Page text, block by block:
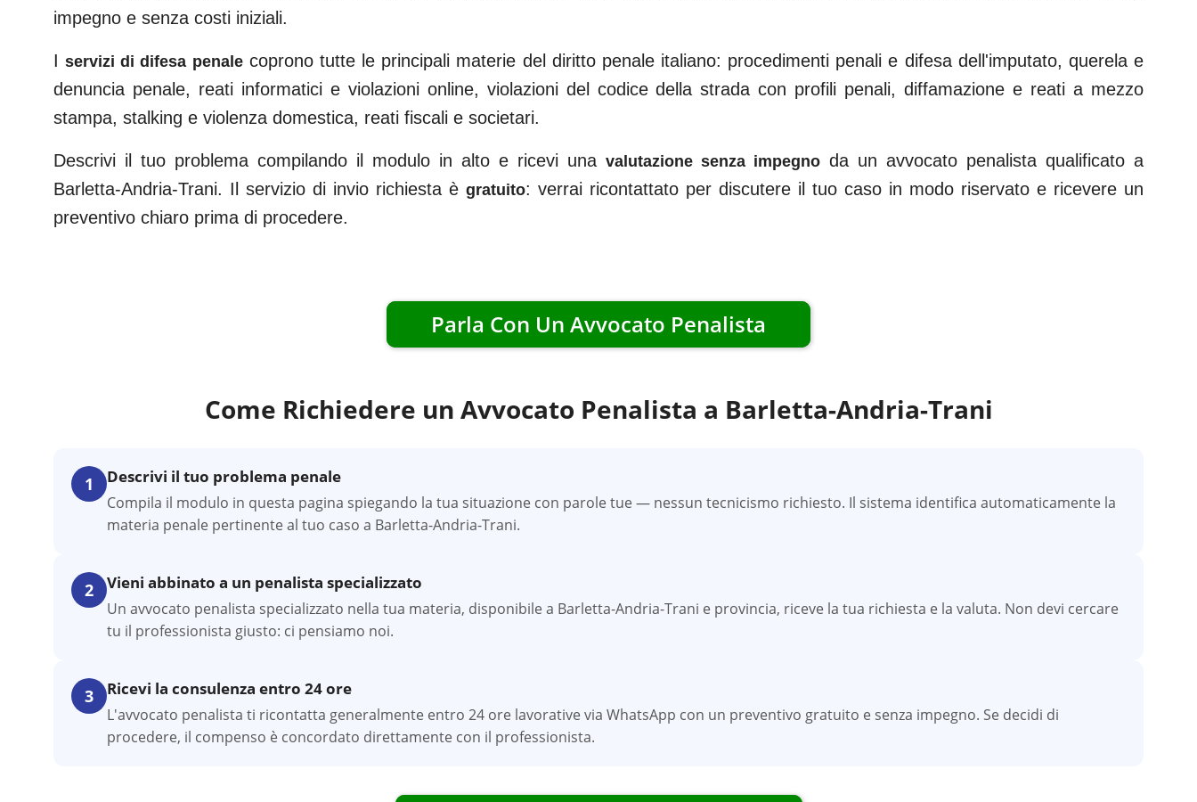
impegno e senza costi iniziali.
Iservizi di difesa penalecoprono tutte le principali materie del diritto penale italiano: procedimenti penali e difesa dell'imputato, querela e
denuncia penale, reati informatici e violazioni online, violazioni del codice della strada con profili penali, diffamazione e reati a mezzo
stampa, stalking e violenza domestica, reati fiscali e societari.
Descrivi il tuo problema compilando il modulo in alto e ricevi una valutazione senza impegno da un avvocato penalista qualificato a
Barletta-Andria-Trani. Il servizio di invio richiesta è gratuito: verrai ricontattato per discutere il tuo caso in modo riservato e ricevere un
preventivo chiaro prima di procedere.
Parla Con Un Avvocato Penalista
Come Richiedere un Avvocato Penalista a Barletta-Andria-Trani
1 Descrivi il tuo problema penale
Compila il modulo in questa pagina spiegando la tua situazione con parole tue — nessun tecnicismo richiesto. Il sistema identifica automaticamente la
materia penale pertinente al tuo caso a Barletta-Andria-Trani.
2 Vieni abbinato a un penalista specializzato
Un avvocato penalista specializzato nella tua materia, disponibile a Barletta-Andria-Trani e provincia, riceve la tua richiesta e la valuta. Non devi cercare
tu il professionista giusto: ci pensiamo noi.
3 Ricevi la consulenza entro 24 ore
L'avvocato penalista ti ricontatta generalmente entro 24 ore lavorative via WhatsApp con un preventivo gratuito e senza impegno. Se decidi di
procedere, il compenso è concordato direttamente con il professionista.